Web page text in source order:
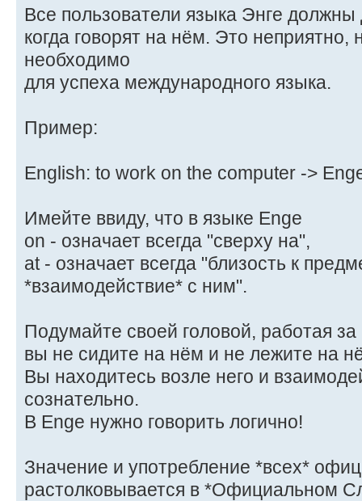
Все пользователи языка Энге
когда говорят на нём. Это неприятно,
необходимо
для успеха международного языка.
Пример:
English: to work on the computer ->
Имейте ввиду, что в языке Enge
on - означает всегда "сверху на",
at - означает всегда "близость к
*взаимодействие* с ним".
Подумайте своей головой, работая
вы не сидите на нём и не лежите на
Вы находитесь возле него и
сознательно.
В Enge нужно говорить логично!
Значение и употребление *всех*
растолковывается в *Официальном